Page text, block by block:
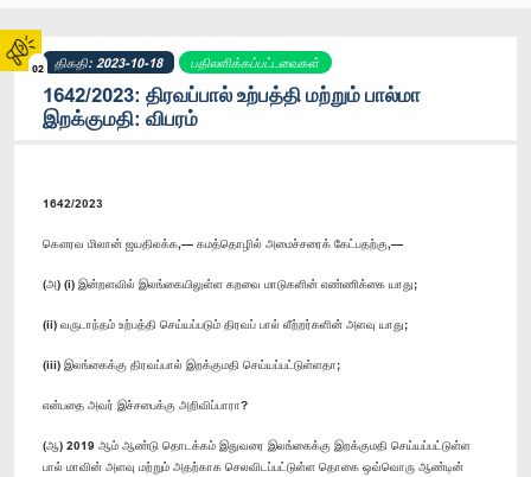
02 திகதி: 2023-10-18 பதிலளிக்கப்பட்டவைகள்
1642/2023: திரவப்பால் உற்பத்தி மற்றும் பால்மா
இறக்குமதி: விபரம்
1642/2023
கௌரவ மிலான் ஜயதிலக்க,— கமத்தொழில் அமைச்சரைக் கேட்பதற்கு,—
(அ) (i) இன்றளவில் இலங்கையிலுள்ள கறவை மாடுகளின் எண்ணிக்கை யாது;
(ii) வருடாந்தம் உற்பத்தி செய்யப்படும் திரவப் பால் லீற்றர்களின் அளவு யாது;
(iii) இலங்கைக்கு திரவப்பால் இறக்குமதி செய்யப்பட்டுள்ளதா;
என்பதை அவர் இச்சபைக்கு அறிவிப்பாரா?
(ஆ) 2019 ஆம் ஆண்டு தொடக்கம் இதுவரை இலங்கைக்கு இறக்குமதி செய்யப்பட்டுள்ள
பால் மாவின் அளவு மற்றும் அதற்காக செலவிடப்பட்டுள்ள தொகை ஒவ்வொரு ஆண்டின்